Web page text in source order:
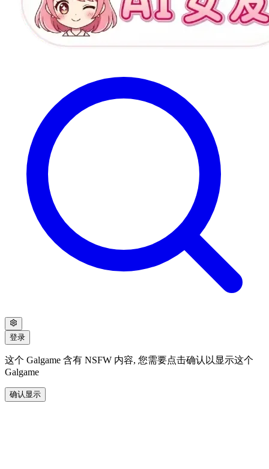
登录
这个 Galgame 含有 NSFW 内容, 您需要点击确认以显示这个
Galgame
确认显示